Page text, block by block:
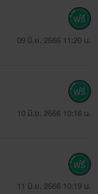
09 มิ.ย. 2566 11:20 น.
10 มิ.ย. 2566 10:16 น.
11 มิ.ย. 2566 10:19 น.